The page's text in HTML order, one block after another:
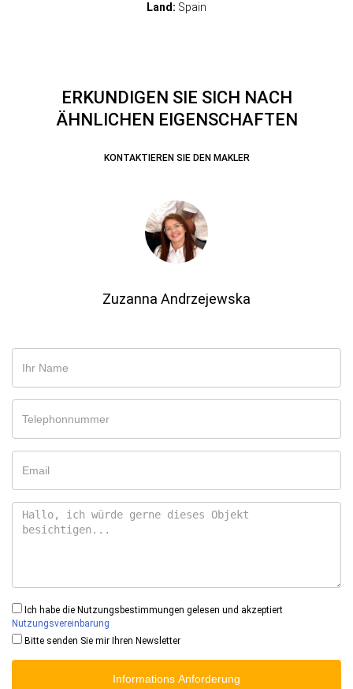
Land: Spain
ERKUNDIGEN SIE SICH NACH
ÄHNLICHEN EIGENSCHAFTEN
KONTAKTIEREN SIE DEN MAKLER
Zuzanna Andrzejewska
Ich habe die Nutzungsbestimmungen gelesen und akzeptiert
Nutzungsvereinbarung
Bitte senden Sie mir Ihren Newsletter
Informations Anforderung